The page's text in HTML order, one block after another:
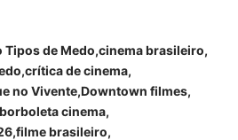
Tipos de Medo cinema brasileiro
crítica de cinema
no Vivente Downtown filmes
cinema
filme brasileiro